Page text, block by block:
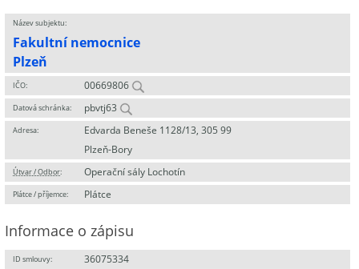
Název subjektu:
Fakultní nemocnice
Plzeň
IČO: 00669806
Datová schránka: pbvtj63
Adresa:
Edvarda Beneše 1128/13, 305 99
Plzeň-Bory
Útvar / Odbor: Operační sály Lochotín
Plátce / příjemce: Plátce
Informace o zápisu
ID smlouvy: 36075334